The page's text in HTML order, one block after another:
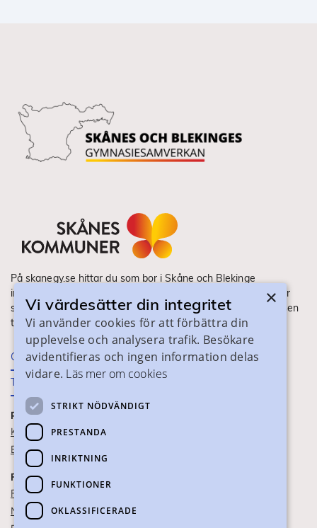
På skanegy.se hittar du som bor i Skåne och Blekinge
information om ditt gymnasieval. Här ser du vilka utbildningar
som finns och hur ansökan och antagning går till. Webbplatsen
tillhandahålls av Skånes Kommuner.
Om webbplatsen
Tillgänglighet
PRAKTISK INFORMATION
Kontaktuppgifter
Blanketter
FÖR SKOLPERSONAL
För SYV
Nationella studievägskoder
×
Vi värdesätter din integritet
Vi använder cookies för att förbättra din
upplevelse och analysera trafik. Besökare
avidentifieras och ingen information delas
vidare. Läs mer om cookies
STRIKT NÖDVÄNDIGT
PRESTANDA
INRIKTNING
FUNKTIONER
OKLASSIFICERADE